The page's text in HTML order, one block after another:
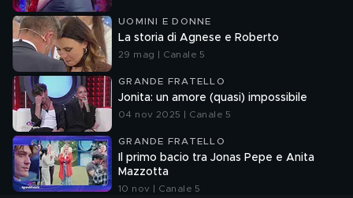
UOMINI E DONNE
La storia di Agnese e Roberto
29 mag | Canale 5
GRANDE FRATELLO
Jonita: un amore (quasi) impossibile
04 nov 2025 | Canale 5
GRANDE FRATELLO
Il primo bacio tra Jonas Pepe e Anita
Mazzotta
10 nov | Canale 5